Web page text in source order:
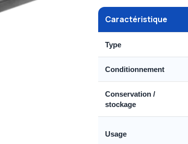
Caractéristique
Type
Conditionnement
Conservation /
stockage
Usage